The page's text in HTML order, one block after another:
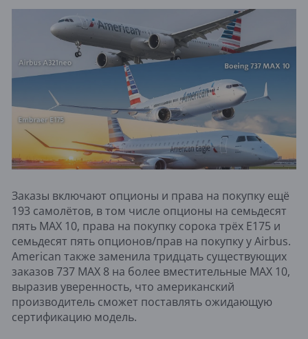
Заказы включают опционы и права на покупку ещё
193 самолётов, в том числе опционы на семьдесят
пять MAX 10, права на покупку сорока трёх E175 и
семьдесят пять опционов/прав на покупку у Airbus.
American также заменила тридцать существующих
заказов 737 MAX 8 на более вместительные MAX 10,
выразив уверенность, что американский
производитель сможет поставлять ожидающую
сертификацию модель.